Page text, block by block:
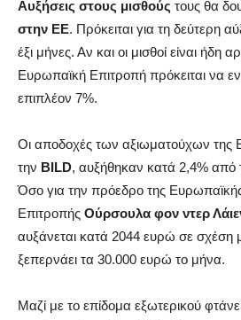
Αυξήσεις στους μισθούς τους θα
στην ΕΕ. Πρόκειται για τη δεύτερη
έξι μήνες. Αν και οι μισθοί είναι ήδη
Ευρωπαϊκή Επιτροπή πρόκειται να
επιπλέον 7%.
Οι αποδοχές των αξιωματούχων
την BILD, αυξήθηκαν κατά 2,4% από
Όσο για την πρόεδρο της
Επιτροπής Ούρσουλα φον ντερ
αυξάνεται κατά 2044 ευρώ σε σχέση
ξεπερνάει τα 30.000 ευρώ το μήνα.
Μαζί με το επίδομα εξωτερικού